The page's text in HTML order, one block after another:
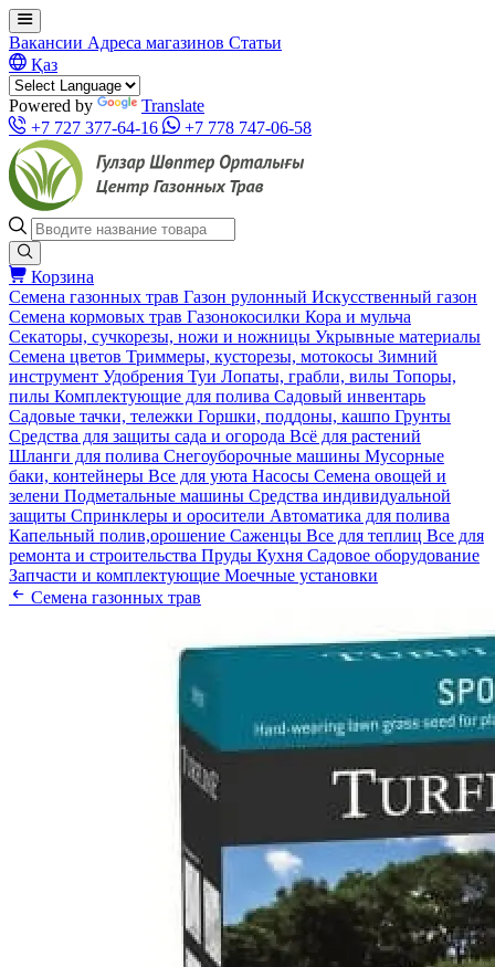
Вакансии Адреса магазинов Статьи
Қаз
Powered by
Translate
+7 727 377-64-16
+7 778 747-06-58
Корзина
Семена газонных трав Газон рулонный Искусственный газон
Семена кормовых трав Газонокосилки Кора и мульча
Секаторы, сучкорезы, ножи и ножницы Укрывные материалы
Семена цветов Триммеры, кусторезы, мотокосы Зимний
инструмент Удобрения Туи Лопаты, грабли, вилы Топоры,
пилы Комплектующие для полива Садовый инвентарь
Садовые тачки, тележки Горшки, поддоны, кашпо Грунты
Средства для защиты сада и огорода Всё для растений
Шланги для полива Снегоуборочные машины Мусорные
баки, контейнеры Все для уюта Насосы Семена овощей и
зелени Подметальные машины Средства индивидуальной
защиты Спринклеры и оросители Автоматика для полива
Капельный полив,орошение Саженцы Все для теплиц Все для
ремонта и строительства Пруды Кухня Садовое оборудование
Запчасти и комплектующие Моечные установки
Семена газонных трав